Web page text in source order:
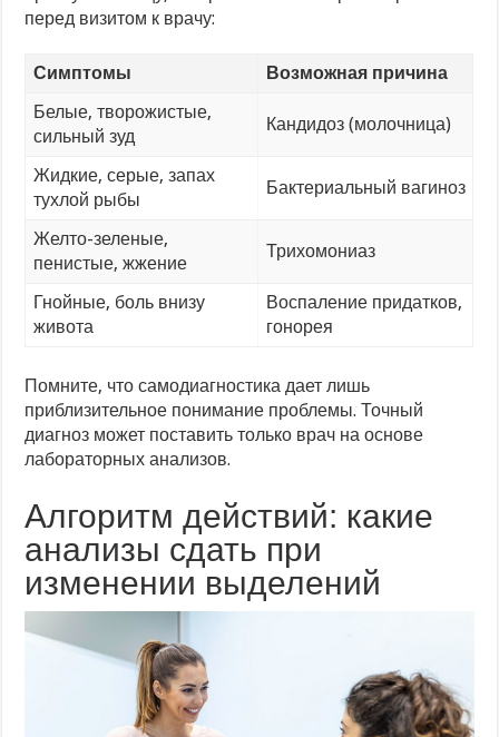
перед визитом к врачу:
Симптомы
Возможная причина
Белые, творожистые,
сильный зуд
Кандидоз (молочница)
Жидкие, серые, запах
тухлой рыбы
Бактериальный вагиноз
Желто-зеленые,
пенистые, жжение
Трихомониаз
Гнойные, боль внизу
живота
Воспаление придатков,
гонорея
Помните, что самодиагностика дает лишь
приблизительное понимание проблемы. Точный
диагноз может поставить только врач на основе
лабораторных анализов.
Алгоритм действий: какие
анализы сдать при
изменении выделений